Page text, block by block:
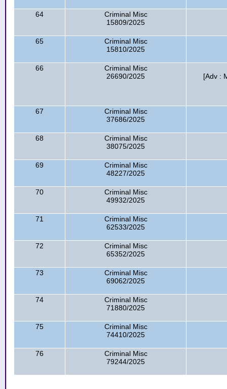
64
Criminal Misc
15809/2025
65
Criminal Misc
15810/2025
66
Criminal Misc
26690/2025
[Adv :
67
Criminal Misc
37686/2025
68
Criminal Misc
38075/2025
69
Criminal Misc
48227/2025
70
Criminal Misc
49932/2025
71
Criminal Misc
62533/2025
72
Criminal Misc
65352/2025
73
Criminal Misc
69062/2025
74
Criminal Misc
71880/2025
75
Criminal Misc
74410/2025
76
Criminal Misc
79244/2025